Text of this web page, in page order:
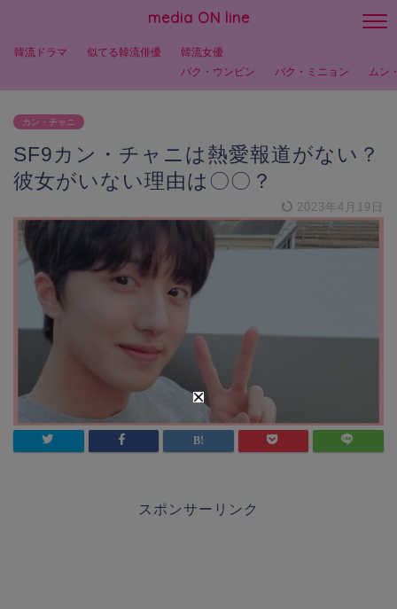
media ON line
韓流ドラマ 似てる韓流俳優
韓流女優
パク・ウンビン
パク・ミニョン ムン
カン・チャニ
SF9カン・チャニは熱愛報道がない？
彼女がいない理由は〇〇？
2023年4月19日
スポンサーリンク